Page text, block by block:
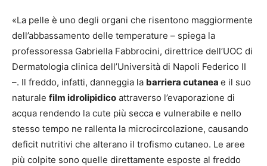
«La pelle è uno degli organi che risentono maggiormente
dell’abbassamento delle temperature – spiega la
professoressa Gabriella Fabbrocini, direttrice dell’UOC di
Dermatologia clinica dell’Università di Napoli Federico II
–. Il freddo, infatti, danneggia la barriera cutanea e il suo
naturale film idrolipidico attraverso l’evaporazione di
acqua rendendo la cute più secca e vulnerabile e nello
stesso tempo ne rallenta la microcircolazione, causando
deficit nutritivi che alterano il trofismo cutaneo. Le aree
più colpite sono quelle direttamente esposte al freddo